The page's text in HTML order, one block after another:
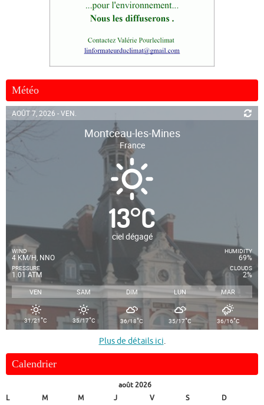
Météo
AOÛT 7, 2026 - VEN.
Montceau-les-Mines
France
13°C
ciel dégagé
WIND
4 KM/H, NNO
PRESSURE
1.01 ATM
HUMIDITY
69%
CLOUDS
2%
VEN SAM DIM LUN MAR
31/21°C 35/17°C 36/18°C 35/17°C 36/16°C
Plus de détails ici.
Calendrier
août 2026
L
M M J V S D